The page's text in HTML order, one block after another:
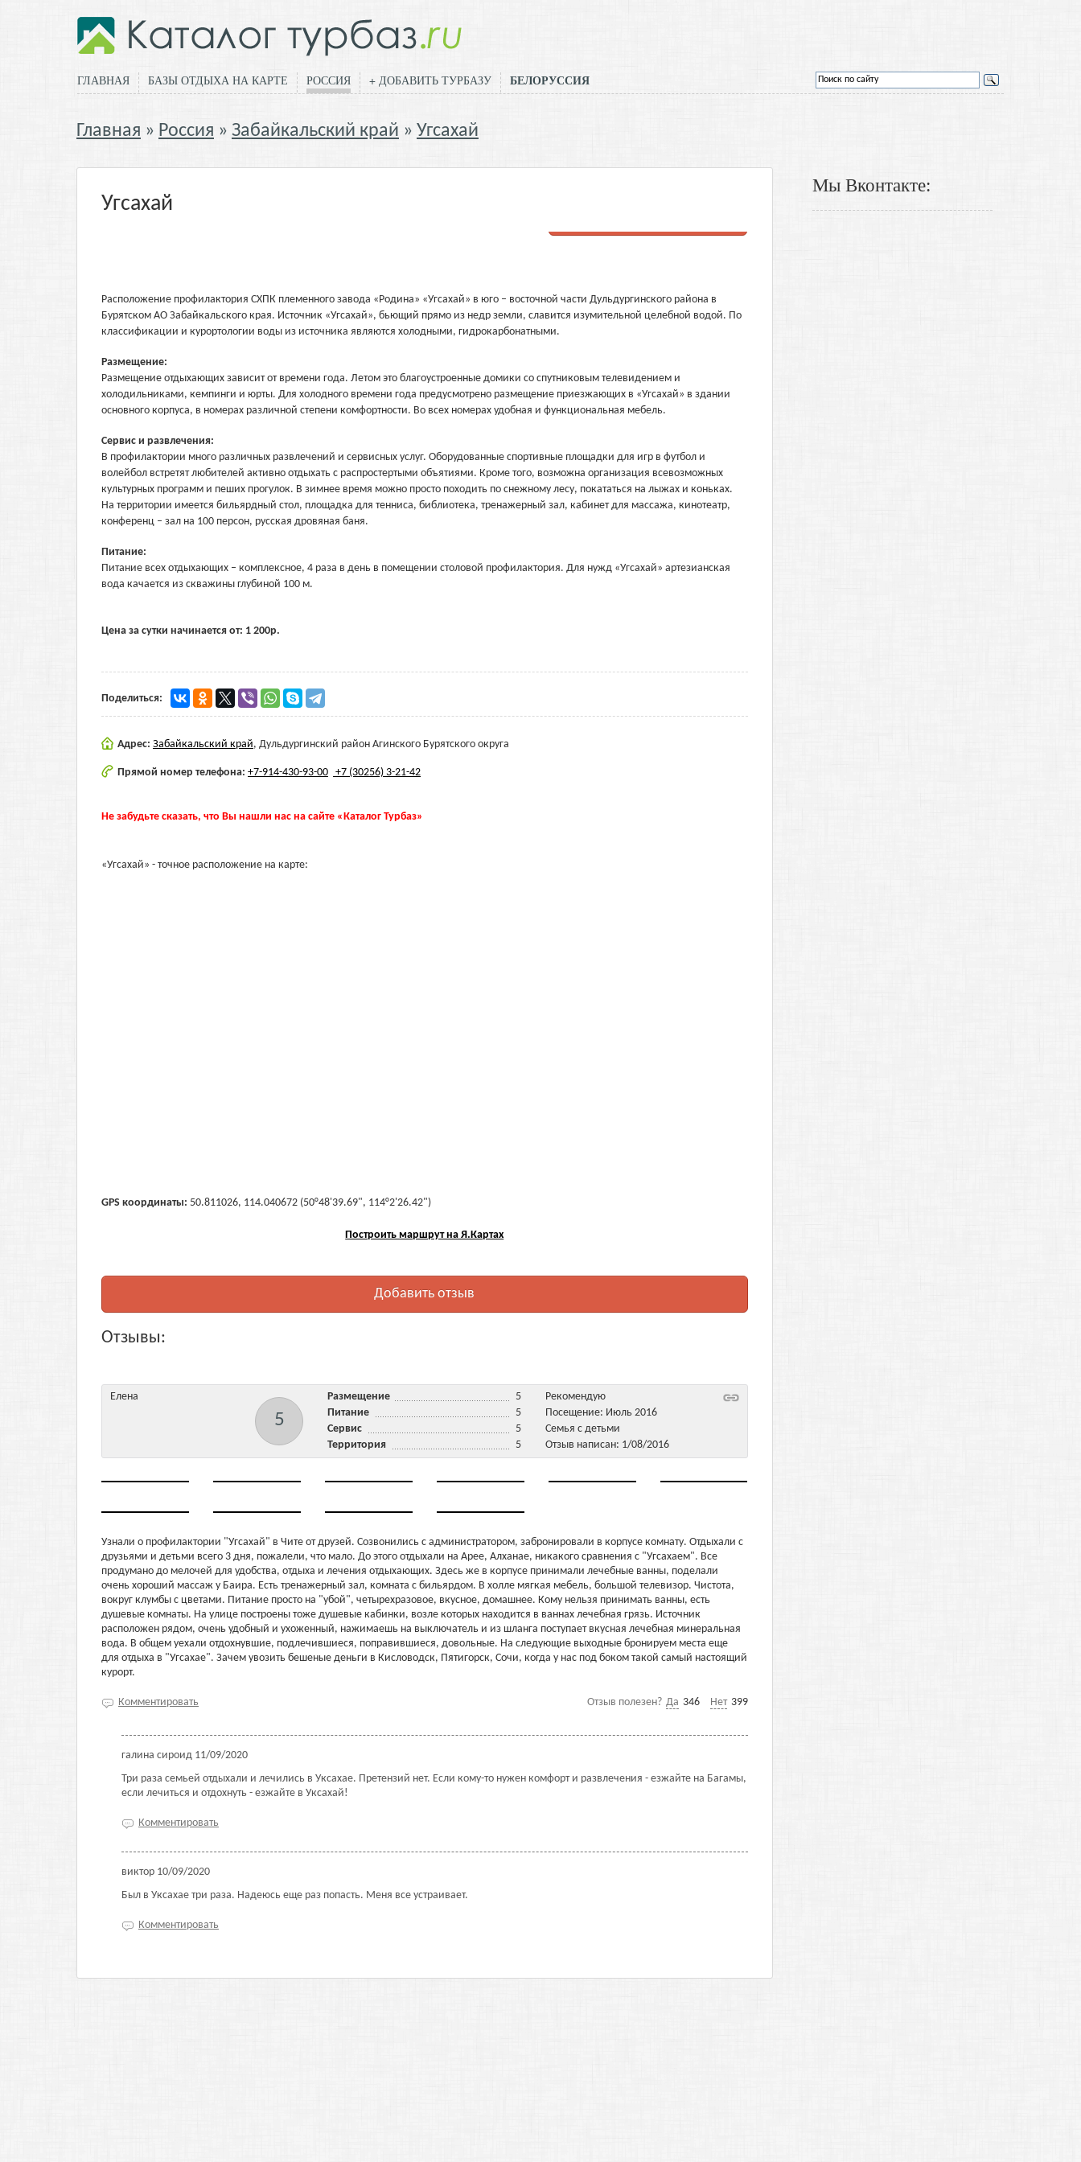
ГЛАВНАЯ БАЗЫ ОТДЫХА НА КАРТЕ РОССИЯ + ДОБАВИТЬ ТУРБАЗУ БЕЛОРУССИЯ
Главная Россия Забайкальский край Угсахай
Угсахай
Расположение профилактория СХПК племенного завода «Родина» «Угсахай» в юго – восточной части Дульдургинского района в
Бурятском АО Забайкальского края. Источник «Угсахай», бьющий прямо из недр земли, славится изумительной целебной водой. По
классификации и курортологии воды из источника являются холодными, гидрокарбонатными.
Размещение:
Размещение отдыхающих зависит от времени года. Летом это благоустроенные домики со спутниковым телевидением и
холодильниками, кемпинги и юрты. Для холодного времени года предусмотрено размещение приезжающих в «Угсахай» в здании
основного корпуса, в номерах различной степени комфортности. Во всех номерах удобная и функциональная мебель.
Сервис и развлечения:
В профилактории много различных развлечений и сервисных услуг. Оборудованные спортивные площадки для игр в футбол и
волейбол встретят любителей активно отдыхать с распростертыми объятиями. Кроме того, возможна организация всевозможных
культурных программ и пеших прогулок. В зимнее время можно просто походить по снежному лесу, покататься на лыжах и коньках.
На территории имеется бильярдный стол, площадка для тенниса, библиотека, тренажерный зал, кабинет для массажа, кинотеатр,
конференц – зал на 100 персон, русская дровяная баня.
Питание:
Питание всех отдыхающих – комплексное, 4 раза в день в помещении столовой профилактория. Для нужд «Угсахай» артезианская
вода качается из скважины глубиной 100 м.
Цена за сутки начинается от: 1 200р.
Поделиться:
Адрес: Забайкальский край, Дульдургинский район Агинского Бурятского округа
Прямой номер телефона: +7-914-430-93-00 +7 (30256) 3-21-42
Не забудьте сказать, что Вы нашли нас на сайте «Каталог Турбаз»
«Угсахай» - точное расположение на карте:
GPS координаты: 50.811026, 114.040672 (50°48'39.69", 114°2'26.42")
Построить маршрут на Я.Картах
Добавить отзыв
Отзывы:
Елена
5
Размещение
5
Питание
5
Сервис
5
Территория
5
Рекомендую
Посещение: Июль 2016
Семья с детьми
Отзыв написан: 1/08/2016
Узнали о профилактории "Угсахай" в Чите от друзей. Созвонились с администратором, забронировали в корпусе комнату. Отдыхали с
друзьями и детьми всего 3 дня, пожалели, что мало. До этого отдыхали на Арее, Алханае, никакого сравнения с "Угсахаем". Все
продумано до мелочей для удобства, отдыха и лечения отдыхающих. Здесь же в корпусе принимали лечебные ванны, поделали
очень хороший массаж у Баира. Есть тренажерный зал, комната с бильярдом. В холле мягкая мебель, большой телевизор. Чистота,
вокруг клумбы с цветами. Питание просто на "убой", четырехразовое, вкусное, домашнее. Кому нельзя принимать ванны, есть
душевые комнаты. На улице построены тоже душевые кабинки, возле которых находится в ваннах лечебная грязь. Источник
расположен рядом, очень удобный и ухоженный, нажимаешь на выключатель и из шланга поступает вкусная лечебная минеральная
вода. В общем уехали отдохнувшие, подлечившиеся, поправившиеся, довольные. На следующие выходные бронируем места еще
для отдыха в "Угсахае". Зачем увозить бешеные деньги в Кисловодск, Пятигорск, Сочи, когда у нас под боком такой самый настоящий
курорт.
Отзыв полезен? Да 346 Нет 399
Комментировать
галина сироид 11/09/2020
Три раза семьей отдыхали и лечились в Уксахае. Претензий нет. Если кому-то нужен комфорт и развлечения - езжайте на Багамы,
если лечиться и отдохнуть - езжайте в Уксахай!
Комментировать
виктор 10/09/2020
Был в Уксахае три раза. Надеюсь еще раз попасть. Меня все устраивает.
Комментировать
Мы Вконтакте: